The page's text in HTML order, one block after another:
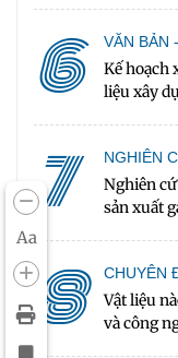
Aa
6 VĂN BẢN
Kế hoạch
liệu xây
7 NGHIÊN
Nghiên
sản xuất
8 CHUYÊN
Vật liệu
và công